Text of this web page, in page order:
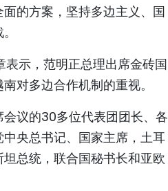
的方案，坚持多边主义、国
表示，范明正总理出席金砖国
对多边合作机制的重视。
议的30多位代表团团长、各
央总书记、国家主席，土耳
总统，联合国秘书长和亚欧